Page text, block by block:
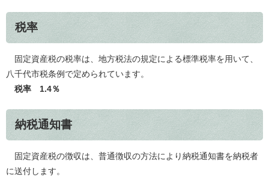
税率
固定資産税の税率は、地方税法の規定による標準税率を用いて、
八千代市税条例で定められています。
税率 1.4％
納税通知書
固定資産税の徴収は、普通徴収の方法により納税通知書を納税者
に送付します。